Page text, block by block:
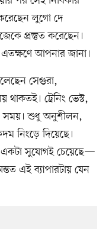
লুগো দে
প্রস্তুত করেছেন।
আপনার জানা।
সেগুরা,
ট্রেনিং ভেস্ট,
সময়। শুধু অনুশীলন,
নিংড়ে দিয়েছে।
সুযোগই চেয়েছে—
এই ব্যাপারটায় যেন